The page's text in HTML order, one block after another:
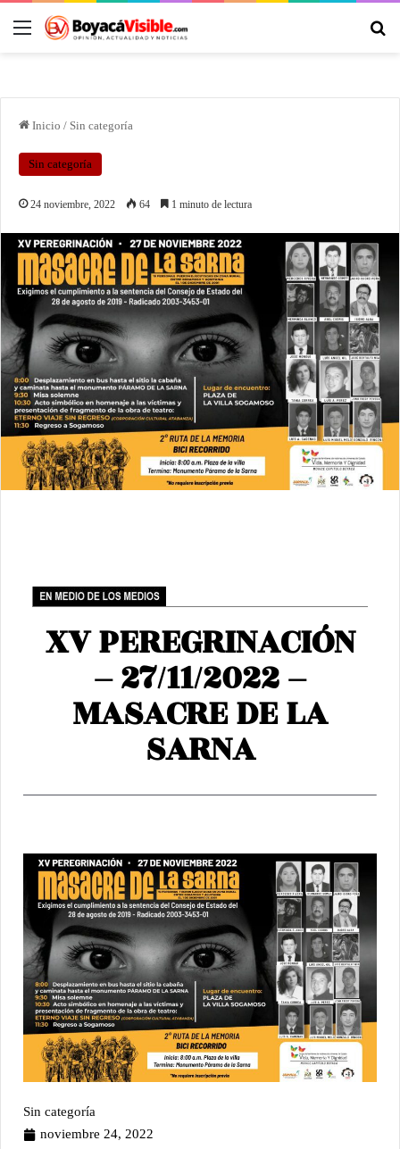
Inicio / Sin categoría
Sin categoría
24 noviembre, 2022 64 1 minuto de lectura
XV PEREGRINACIÓN
– 27/11/2022 –
MASACRE DE LA
SARNA
Sin categoría
noviembre 24, 2022